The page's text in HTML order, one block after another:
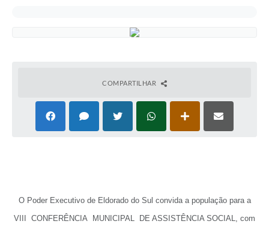
COMPARTILHAR
O Poder Executivo de Eldorado do Sul convida a população para a
VIII CONFERÊNCIA MUNICIPAL DE ASSISTÊNCIA SOCIAL, com